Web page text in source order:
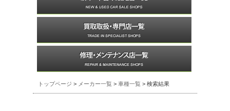
トップページ > メーカー一覧 > 車種一覧 > 検索結果